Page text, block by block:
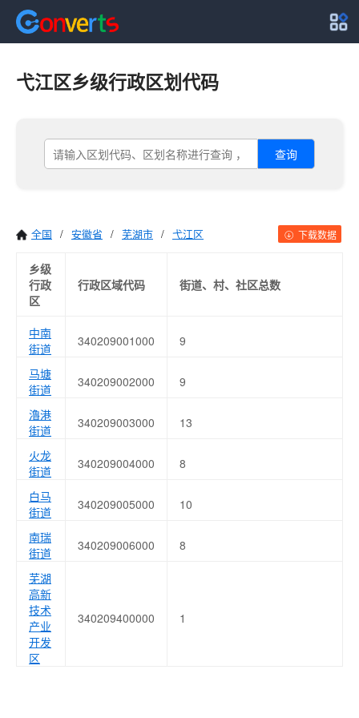
弋江区乡级行政区划代码
查询
全国 / 安徽省 / 芜湖市 / 弋江区 下载数据
乡级
行政
区
行政区域代码 街道、村、社区总数
中南
街道
340209001000 9
马塘
街道
340209002000 9
瀂港
街道
340209003000 13
火龙
街道
340209004000 8
白马
街道
340209005000 10
南瑞
街道
340209006000 8
芜湖
高新
技术
产业
开发
区
340209400000 1